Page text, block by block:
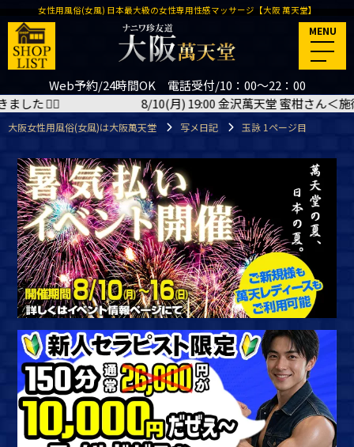
Web予約/24時間OK 電話受付/10：00～22：00
女性用風俗(女風) 日本最大級の女性専用性感マッサージ【大阪 萬天堂】
MENU
大阪女性用風俗(女風)は大阪萬天堂 写メ日記 玉詠 1ページ目
金沢萬天堂 蜜柑さん＜施術コース150分＞ご予約いただきました